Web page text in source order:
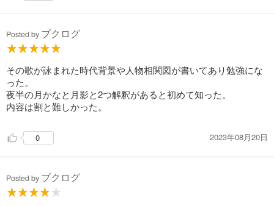
Posted by ブクログ
その歌が詠まれた時代背景や人物相関図が書いてあり勉強にな
った。
夜半の月かなと月影と2つ解釈があると初めて知った。
内容は割と難しかった。
0 2023年08月20日
Posted by ブクログ